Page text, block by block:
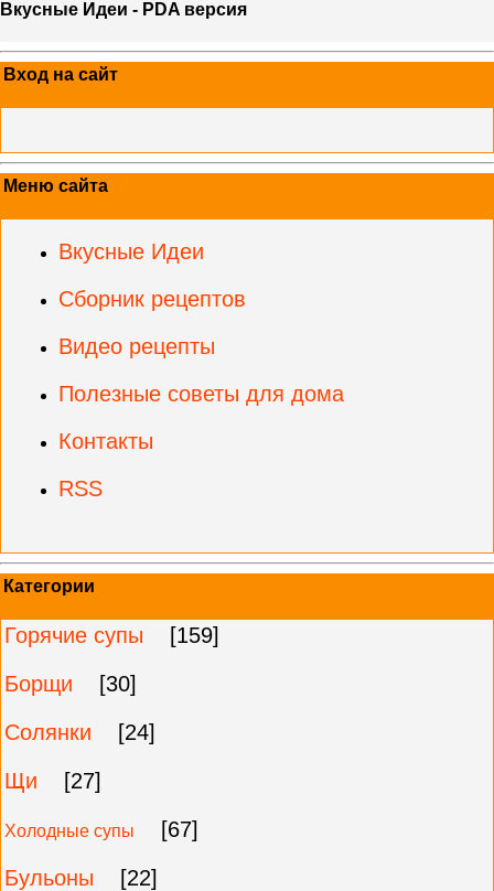
Вкусные Идеи - PDA версия
Вход на сайт
Меню сайта
Вкусные Идеи
Сборник рецептов
Видео рецепты
Полезные советы для дома
Контакты
RSS
Категории
Горячие супы
[159]
Борщи
[30]
Солянки
[24]
Щи
[27]
Холодные супы
[67]
Бульоны
[22]